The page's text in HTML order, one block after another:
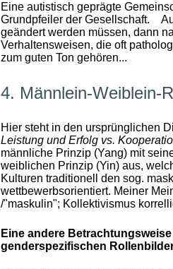
Eine autistisch geprägte
Grundpfeiler der Gesellschaft.
geändert werden müssen, dann
Verhaltensweisen, die oft
zum guten Ton gehören...
4. Männlein-Weiblein-
Hier steht in den ursprünglichen
Leistung und Erfolg vs.
männliche Prinzip (Yang) mit
weiblichen Prinzip (Yin) aus,
Kulturen traditionell den sog.
wettbewerbsorientiert. Meiner
/"maskulin"; Kollektivismus
Eine andere
genderspezifischen